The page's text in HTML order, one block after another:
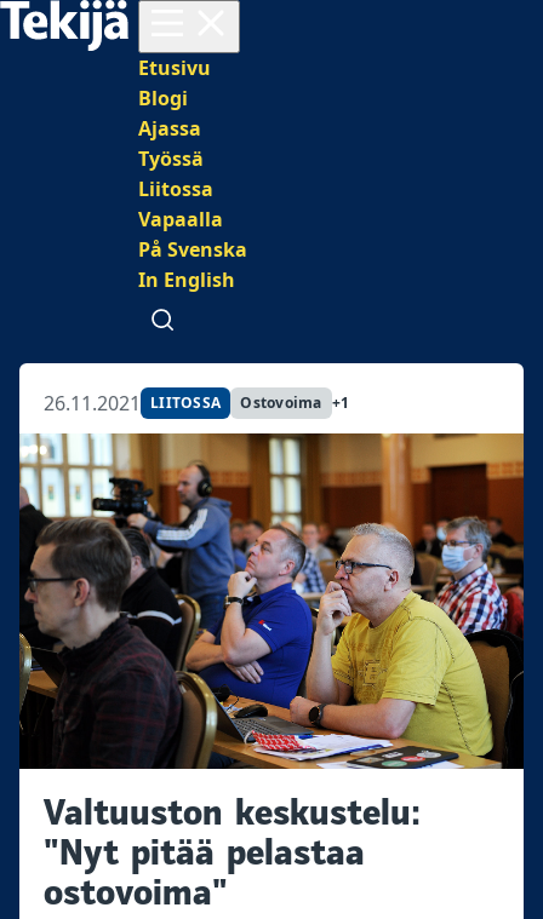
Päävalikko
Etusivu
Blogi
Ajassa
Työssä
Liitossa
Vapaalla
På Svenska
In English
Avaa haku
26.11.2021 LIITOSSA Ostovoima +1
Valtuuston keskustelu:
"Nyt pitää pelastaa
ostovoima"